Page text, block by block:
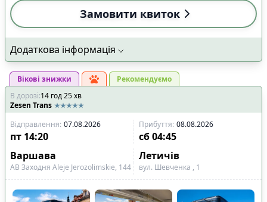
Замовити квиток
Додаткова інформація
Вікові знижки
Рекомендуємо
В дорозі:14 год25хв
Zesen Trans
Відправлення: 07.08.2026 Прибуття: 08.08.2026
пт 14:20 сб 04:45
Варшава
Летичів
АВ Заходня Aleje Jerozolimskie, 144 вул. Шевченка , 1